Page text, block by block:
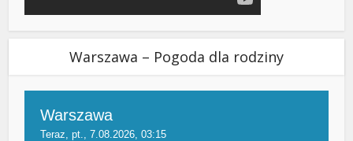
Warszawa – Pogoda dla rodziny